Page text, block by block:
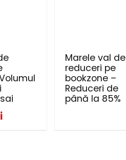
Marele val de
reduceri pe
bookzone –
Reduceri de
până la 85%